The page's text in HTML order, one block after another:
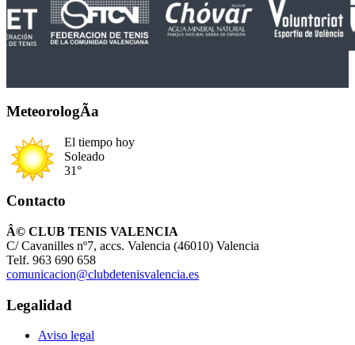
MeteorologÃ­a
El tiempo hoy
Soleado
31°
Contacto
Â© CLUB TENIS VALENCIA
C/ Cavanilles nº7, accs. Valencia (46010) Valencia
Telf. 963 690 658
comunicacion@clubdetenisvalencia.es
Legalidad
Aviso legal